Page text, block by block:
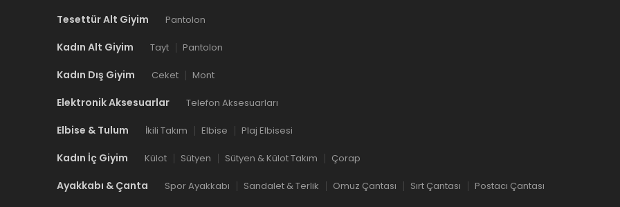
Tesettür Alt Giyim Pantolon
Kadın Alt Giyim Tayt Pantolon
Kadın Dış Giyim Ceket Mont
Elektronik Aksesuarlar Telefon Aksesuarları
Elbise & Tulum İkili Takım Elbise Plaj Elbisesi
Kadın İç Giyim Külot Sütyen Sütyen & Külot Takım Çorap
Ayakkabı & Çanta Spor Ayakkabı Sandalet & Terlik Omuz Çantası Sırt Çantası Postacı Çantası